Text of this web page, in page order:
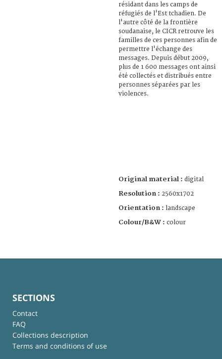
résidant dans les camps de
réfugiés de l'Est tchadien. De
l'autre côté de la frontière
soudanaise, le CICR retrouve les
familles de ces personnes afin de
permettre l'échange des
messages. Depuis début 2009,
plus de 1 600 messages ont ainsi
été collectés et distribués entre
personnes séparées par les
violences.
Original material : digital
Resolution : 2560x1702
Orientation : landscape
Colour/B&W : colour
SECTIONS
Contact
FAQ
Collections description
Terms and conditions of use